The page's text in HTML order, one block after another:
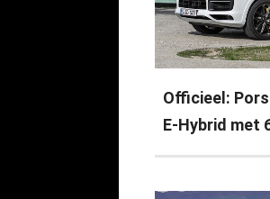
Officieel:
E-Hybrid met